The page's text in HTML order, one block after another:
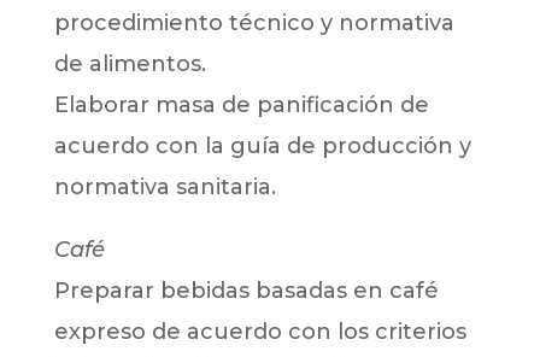
procedimiento técnico y normativa
de alimentos.
Elaborar masa de panificación de
acuerdo con la guía de producción y
normativa sanitaria.
Café
Preparar bebidas basadas en café
expreso de acuerdo con los criterios